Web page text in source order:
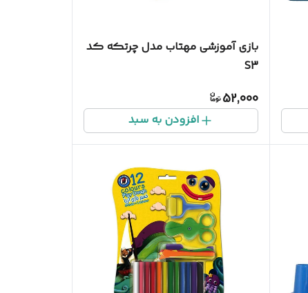
بازی آموزشی مهتاب مدل چرتکه کد
S3
52,000
افزودن به سبد